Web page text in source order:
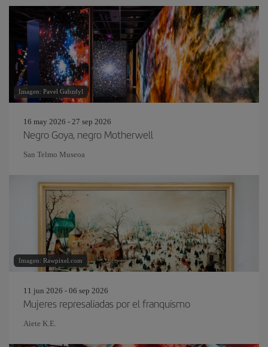
Imagen: Pavel Gabzdyl
16 may 2026 - 27 sep 2026
Negro Goya, negro Motherwell
San Telmo Museoa
Imagen: Rawpixel.com
11 jun 2026 - 06 sep 2026
Mujeres represaliadas por el franquismo
Aiete K.E.